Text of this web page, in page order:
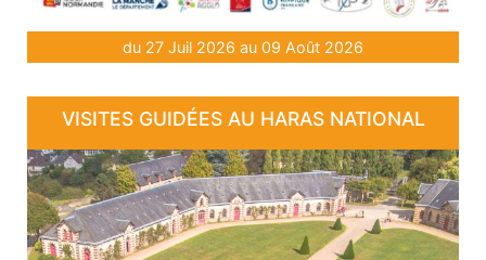
du 27 Juil 2026 au 09 Août 2026
VISITES GUIDÉES AU HARAS NATIONAL